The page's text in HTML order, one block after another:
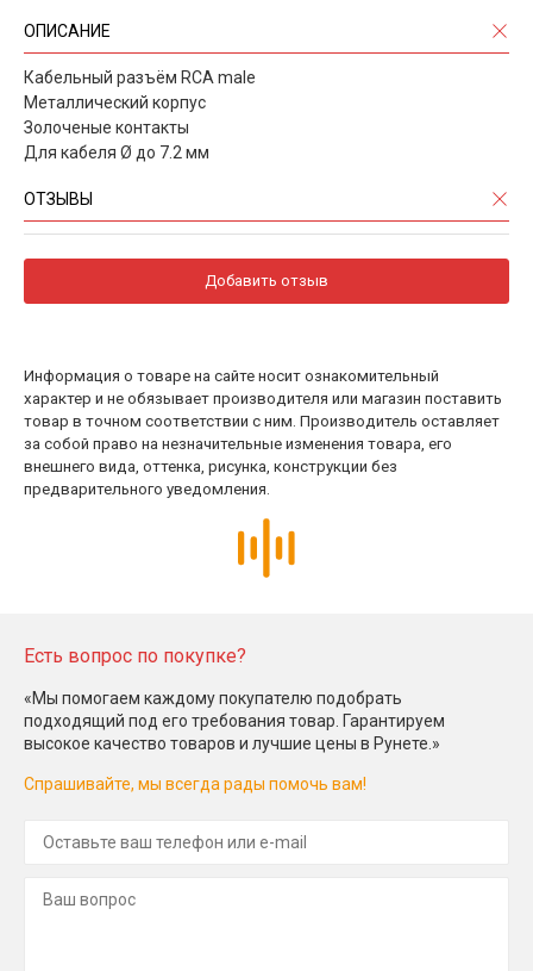
ОПИСАНИЕ
Кабельный разъём RCA male
Металлический корпус
Золоченые контакты
Для кабеля Ø до 7.2 мм
ОТЗЫВЫ
Добавить отзыв
Информация о товаре на сайте носит ознакомительный
характер и не обязывает производителя или магазин поставить
товар в точном соответствии с ним. Производитель оставляет
за собой право на незначительные изменения товара, его
внешнего вида, оттенка, рисунка, конструкции без
предварительного уведомления.
Есть вопрос по покупке?
«Мы помогаем каждому покупателю подобрать
подходящий под его требования товар. Гарантируем
высокое качество товаров и лучшие цены в Рунете.»
Спрашивайте, мы всегда рады помочь вам!